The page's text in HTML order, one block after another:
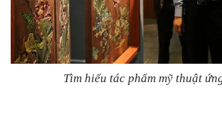
Tìm hiểu tác phẩm mỹ thuật